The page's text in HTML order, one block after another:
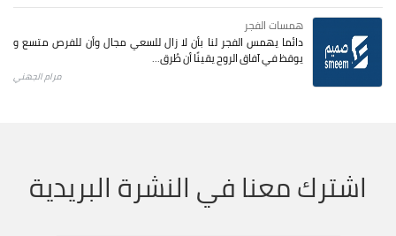
همسات الفجر
دائما يهمس الفجر لنا بأن لا زال للسعي مجال وأن للفرص متسع و
يوقظ في آفاق الروح يقينًا أن طُرق...
مرام الجهني
اشترك معنا في النشرة البريدية